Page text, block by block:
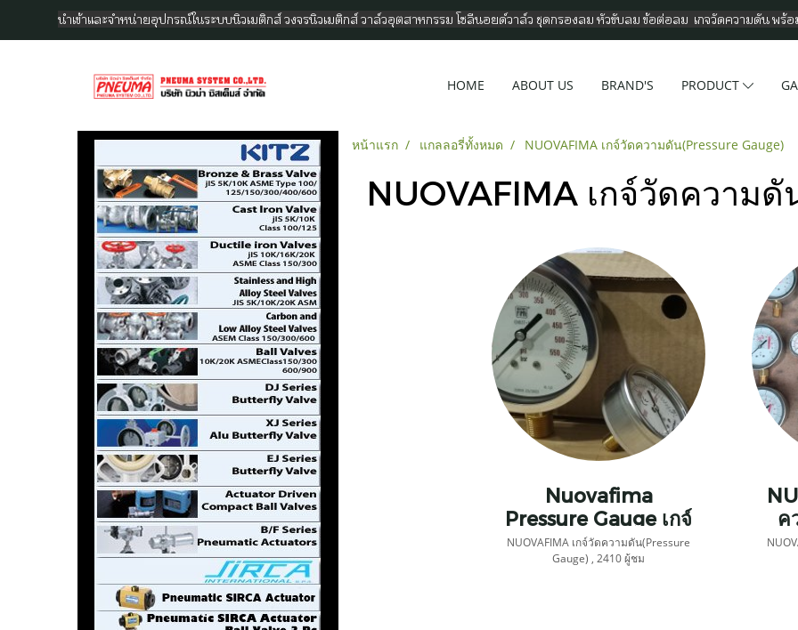
นำเข้าและจำหน่ายอุปกรณ์ในระบบนิวเมติกส์ วงจรนิวเมติกส์ วาล์วอุตสาหกรรม โซลีนอยด์วาล์ว ชุดกรองลม หัวขับลม ข้อต่อลม เกจวัดความดัน พร้อ
HOME ABOUT US BRAND'S PRODUCT
หน้าแรก แกลลอรี่ทั้งหมด NUOVAFIMA เกจ์วัดความดัน(Pressure Gauge)
NUOVAFIMA เกจ์วัดความ
Nuovafima
Pressure Gauge เกจ์
วัดความดัน
NUOVAFIMA เกจ์วัดความดัน(Pressure
Gauge) , 2410 ผู้ชม
ค